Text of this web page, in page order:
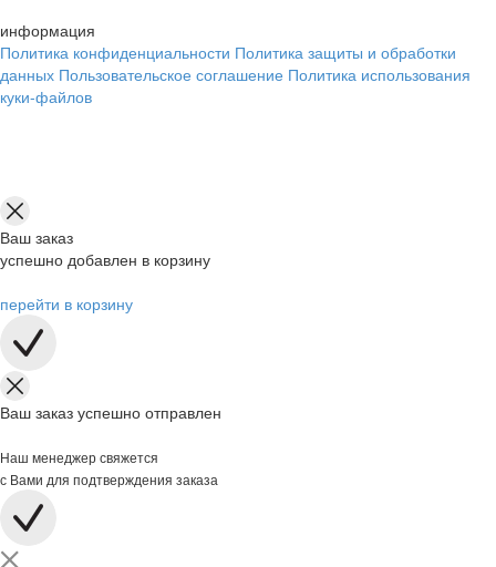
информация
Политика конфиденциальности Политика защиты и обработки
данных Пользовательское соглашение Политика использования
куки-файлов
Ваш заказ
успешно добавлен в корзину
перейти в корзину
Ваш заказ успешно отправлен
Наш менеджер свяжется
с Вами для подтверждения заказа